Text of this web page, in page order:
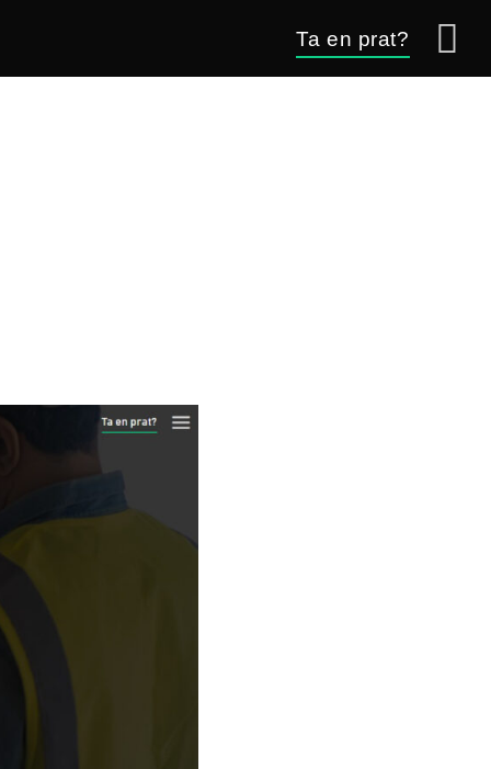
Ta en prat?